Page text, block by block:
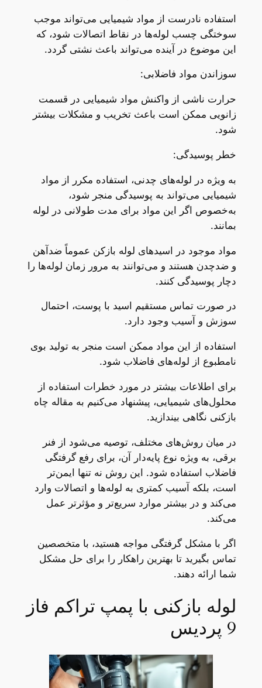
استفاده نادرست از مواد شیمیایی می‌تواند موجب
سوختگی چسب لوله‌ها در نقاط اتصالات شود، که
این موضوع در آینده می‌تواند باعث نشتی گردد.
سوزاندن مواد فاضلابی:
حرارت ناشی از واکنش مواد شیمیایی در قسمت
زانویی ممکن است باعث تخریب و مشکلات بیشتر
شود.
خطر پوسیدگی:
به ویژه در لوله‌های چدنی، استفاده مکرر از مواد
شیمیایی می‌تواند به پوسیدگی منجر شود،
به‌خصوص اگر این مواد برای مدت طولانی در لوله
بمانند.
مواد موجود در اسیدهای لوله بازکن عموماً ضدآهن
و ضدچدن هستند و می‌توانند به مرور زمان لوله‌ها را
دچار پوسیدگی کنند.
در صورت تماس مستقیم اسید با پوست، احتمال
سوزش و آسیب وجود دارد.
استفاده از این مواد ممکن است منجر به تولید بوی
نامطبوع از لوله‌های فاضلاب شود.
برای اطلاعات بیشتر در مورد خطرات استفاده از
محلول‌های شیمیایی، پیشنهاد می‌کنیم به مقاله چاه
بازکنی نگاهی بیندازید.
در میان روش‌های مختلف، توصیه می‌شود از فنر
برقی، به ویژه نوع پایه‌دار آن، برای رفع گرفتگی
فاضلاب استفاده شود. این روش نه تنها ایمن‌تر
است، بلکه آسیب کمتری به لوله‌ها و اتصالات وارد
می‌کند و در بیشتر موارد سریع‌تر و مؤثرتر عمل
می‌کند.
اگر با مشکل گرفتگی مواجه هستید، با متخصصین
تماس بگیرید تا بهترین راهکار را برای حل مشکل
شما ارائه دهند.
لوله بازکنی با پمپ تراکم فاز
9 پردیس